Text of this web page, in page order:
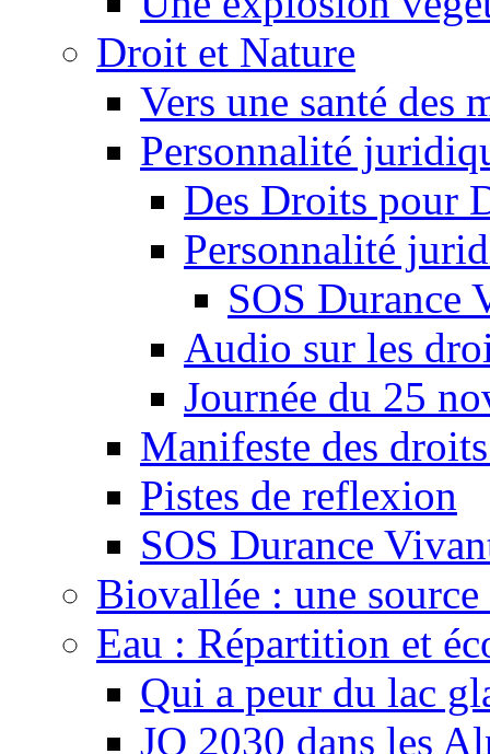
Droit et Nature
Vers une santé des
Personnalité
Des Droits pour
Personnalité
SOS Durance
Audio sur les
Journée du 25
Manifeste des
Pistes de reflexion
SOS Durance
Biovallée : une
Eau : Répartition et
Qui a peur du lac
JO 2030 dans les